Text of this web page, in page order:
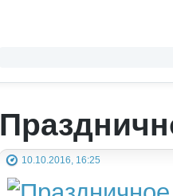
10.10.2016, 16:25